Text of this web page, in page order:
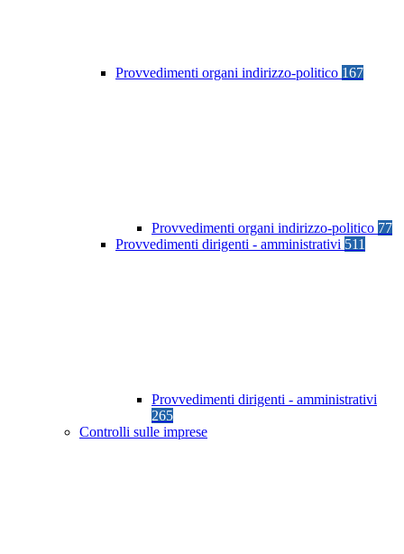
Provvedimenti organi indirizzo-politico 167
Provvedimenti organi indirizzo-politico 77
Provvedimenti dirigenti - amministrativi 511
Provvedimenti dirigenti - amministrativi
265
Controlli sulle imprese